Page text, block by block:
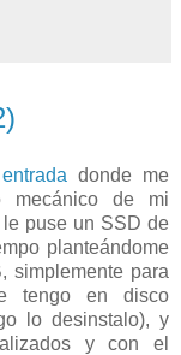
donde me
mecánico de mi
puse un SSD de
planteándome
simplemente para
tengo en disco
lo desinstalo), y
y con el